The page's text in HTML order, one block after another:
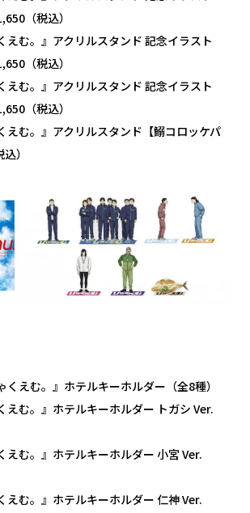
（税込）
えむ。』アクリルスタンド 記念イラスト
（税込）
えむ。』アクリルスタンド 記念イラスト
（税込）
えむ。』アクリルスタンド【鰯コロッケパ
）
くえむ。』ホテルキーホルダー（全8種）
えむ。』ホテルキーホルダー トガシ Ver.
えむ。』ホテルキーホルダー 小宮 Ver.
えむ。』ホテルキーホルダー 仁神 Ver.